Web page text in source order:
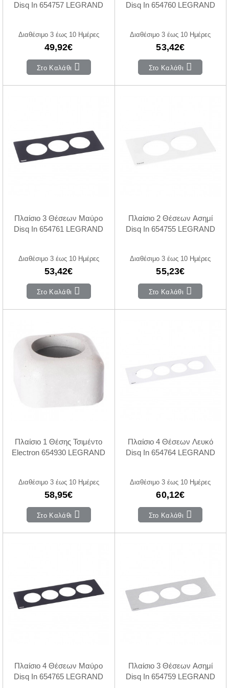
Disq In 654757 LEGRAND
Διαθέσιμο 3 έως 10 Ημέρες
49,92€
Στο Καλάθι
Disq In 654760 LEGRAND
Διαθέσιμο 3 έως 10 Ημέρες
53,42€
Στο Καλάθι
Πλαίσιο 3 Θέσεων Μαύρο
Disq In 654761 LEGRAND
Διαθέσιμο 3 έως 10 Ημέρες
53,42€
Στο Καλάθι
Πλαίσιο 2 Θέσεων Ασημί
Disq In 654755 LEGRAND
Διαθέσιμο 3 έως 10 Ημέρες
55,23€
Στο Καλάθι
Πλαίσιο 1 Θέσης Τσιμέντο
Electron 654930 LEGRAND
Διαθέσιμο 3 έως 10 Ημέρες
58,95€
Στο Καλάθι
Πλαίσιο 4 Θέσεων Λευκό
Disq In 654764 LEGRAND
Διαθέσιμο 3 έως 10 Ημέρες
60,12€
Στο Καλάθι
Πλαίσιο 4 Θέσεων Μαύρο
Disq In 654765 LEGRAND
Πλαίσιο 3 Θέσεων Ασημί
Disq In 654759 LEGRAND